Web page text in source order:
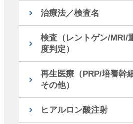
治療法／検査名
検査（レントゲン/MRI/
度判定）
再生医療（PRP/培養幹
その他）
ヒアルロン酸注射